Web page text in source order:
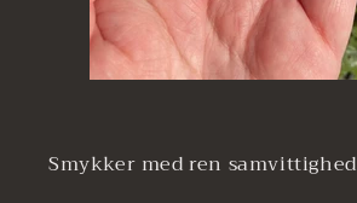
Smykker med ren samvittighed